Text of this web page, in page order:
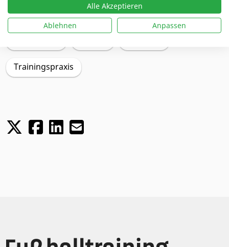
Training Trainingsplanung Angreifen
Trainingspraxis
Alle Akzeptieren
Ablehnen
Anpassen